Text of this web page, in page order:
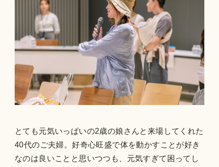
とても元気いっぱいの2歳の娘さんと来場してくれた
40代のご夫婦。好奇心旺盛で体を動かすことが好き
なのは良いことと思いつつも、元気すぎて困ってし